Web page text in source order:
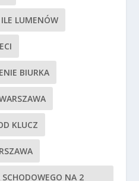
LUMENÓW
BIURKA
KLUCZ
NA 2